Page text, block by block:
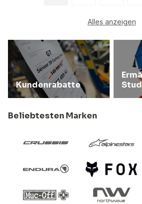
Alles anzeigen
Kundenrabatte
Beliebtesten Marken